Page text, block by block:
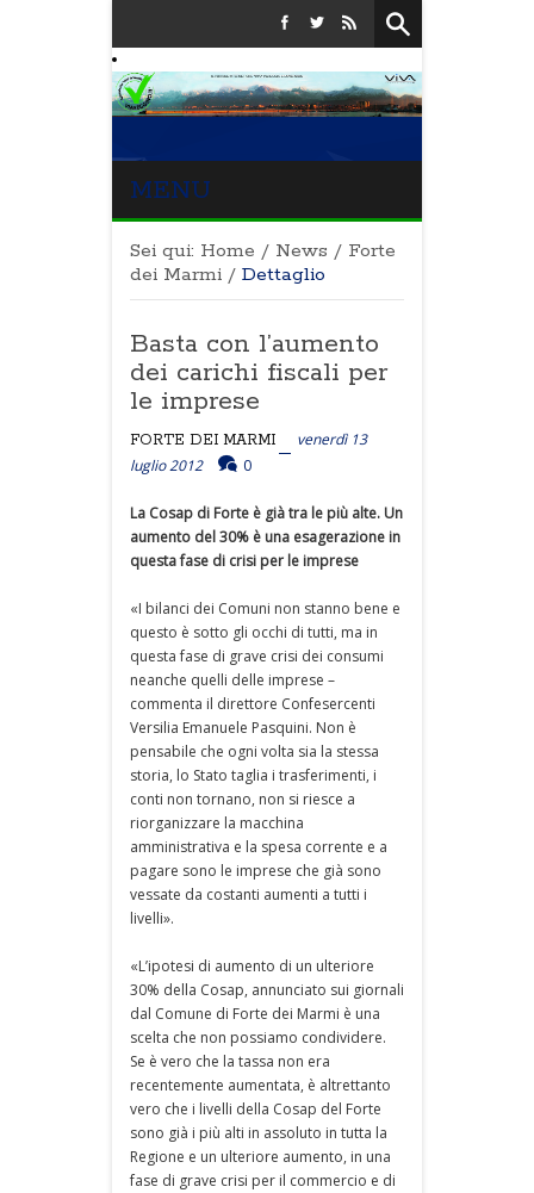
MENU
Sei qui: Home / News / Forte
dei Marmi / Dettaglio
Basta con l’aumento
dei carichi fiscali per
le imprese
FORTE DEI MARMI
venerdì 13
luglio 2012
0
La Cosap di Forte è già tra le più alte. Un
aumento del 30% è una esagerazione in
questa fase di crisi per le imprese
«I bilanci dei Comuni non stanno bene e
questo è sotto gli occhi di tutti, ma in
questa fase di grave crisi dei consumi
neanche quelli delle imprese –
commenta il direttore Confesercenti
Versilia Emanuele Pasquini. Non è
pensabile che ogni volta sia la stessa
storia, lo Stato taglia i trasferimenti, i
conti non tornano, non si riesce a
riorganizzare la macchina
amministrativa e la spesa corrente e a
pagare sono le imprese che già sono
vessate da costanti aumenti a tutti i
livelli».
«L’ipotesi di aumento di un ulteriore
30% della Cosap, annunciato sui giornali
dal Comune di Forte dei Marmi è una
scelta che non possiamo condividere.
Se è vero che la tassa non era
recentemente aumentata, è altrettanto
vero che i livelli della Cosap del Forte
sono già i più alti in assoluto in tutta la
Regione e un ulteriore aumento, in una
fase di grave crisi per il commercio e di